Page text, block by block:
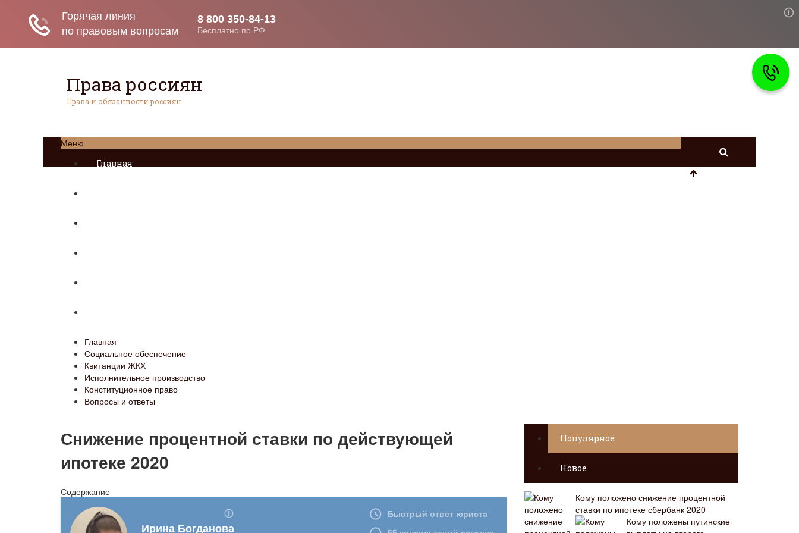
Права россиян
Права и обязанности россиян
Меню
Главная
Главная
Социальное обеспечение
Квитанции ЖКХ
Исполнительное производство
Конституционное право
Вопросы и ответы
Снижение процентной ставки по действующей
ипотеке 2020
Содержание
Популярное
Новое
Кому положено снижение процентной
ставки по ипотеке сбербанк 2020
Кому положены путинские